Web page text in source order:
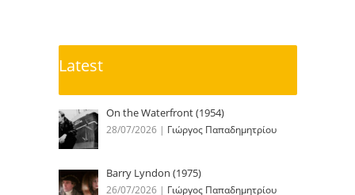
Latest
On the Waterfront (1954)
28/07/2026 | Γιώργος Παπαδημητρίου
Barry Lyndon (1975)
26/07/2026 | Γιώργος Παπαδημητρίου